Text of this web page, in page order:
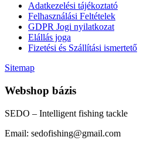
Adatkezelési tájékoztató
Felhasználási Feltételek
GDPR Jogi nyilatkozat
Elállás joga
Fizetési és Szállítási ismertető
Sitemap
Webshop bázis
SEDO – Intelligent fishing tackle
Email: sedofishing@gmail.com